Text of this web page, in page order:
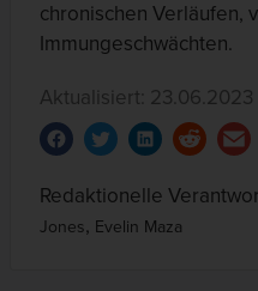
chronischen Verläufen,
Immungeschwächten.
Aktualisiert: 23.06.2023
Redaktionelle
Jones, Evelin Maza